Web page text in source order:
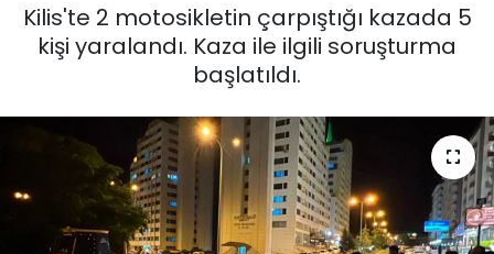
Kilis'te 2 motosikletin çarpıştığı kazada 5
kişi yaralandı. Kaza ile ilgili soruşturma
başlatıldı.
EĞİTİM
English News
GÜNCEL
KÜLTÜR SANAT
Tüm Manşetler
Son Dakika Haberleri
Haber Arşivi